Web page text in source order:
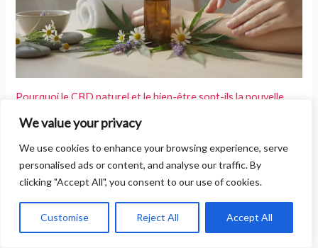
We value your privacy
We use cookies to enhance your browsing experience, serve
personalised ads or content, and analyse our traffic. By
clicking "Accept All", you consent to our use of cookies.
Customise Reject All Accept All
Pourquoi le CBD naturel et le bien-être sont-ils la nouvelle
tendance de 2025 ?